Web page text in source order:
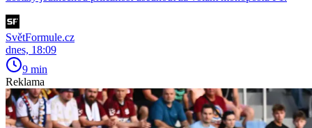
SvětFormule.cz
dnes, 18:09
9 min
Reklama